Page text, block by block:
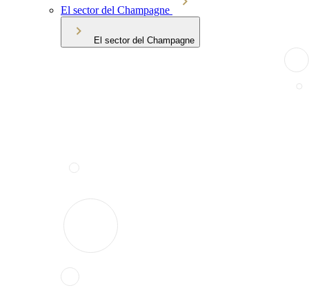
El sector del Champagne
El sector del Champagne